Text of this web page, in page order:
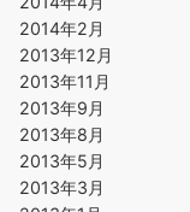
2014年2月
2013年12月
2013年11月
2013年9月
2013年8月
2013年5月
2013年3月